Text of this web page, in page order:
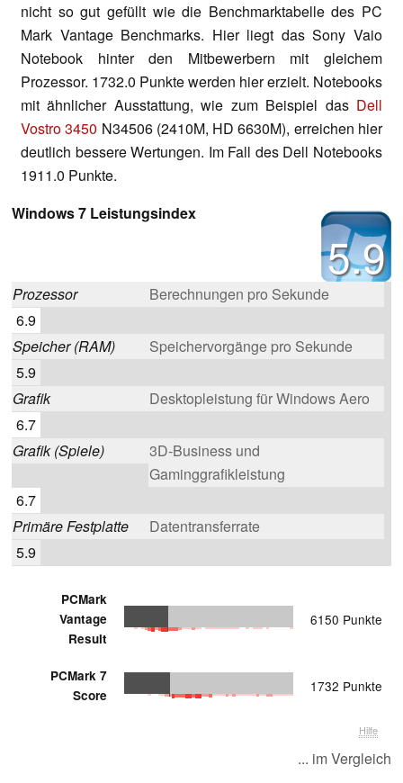
nicht so gut gefüllt wie die Benchmarktabelle des PC
Mark Vantage Benchmarks. Hier liegt das Sony Vaio
Notebook hinter den Mitbewerbern mit gleichem
Prozessor. 1732.0 Punkte werden hier erzielt. Notebooks
mit ähnlicher Ausstattung, wie zum Beispiel das Dell
Vostro 3450 N34506 (2410M, HD 6630M), erreichen hier
deutlich bessere Wertungen. Im Fall des Dell Notebooks
1911.0 Punkte.
5.9
Windows 7 Leistungsindex
Prozessor
Berechnungen pro Sekunde
6.9
Speicher (RAM)
Speichervorgänge pro Sekunde
5.9
Grafik
Desktopleistung für Windows Aero
6.7
Grafik (Spiele)
3D-Business und
Gaminggrafikleistung
6.7
Primäre Festplatte
Datentransferrate
5.9
PCMark
Vantage
Result
6150 Punkte
PCMark 7
Score
1732 Punkte
Hilfe
... im Vergleich